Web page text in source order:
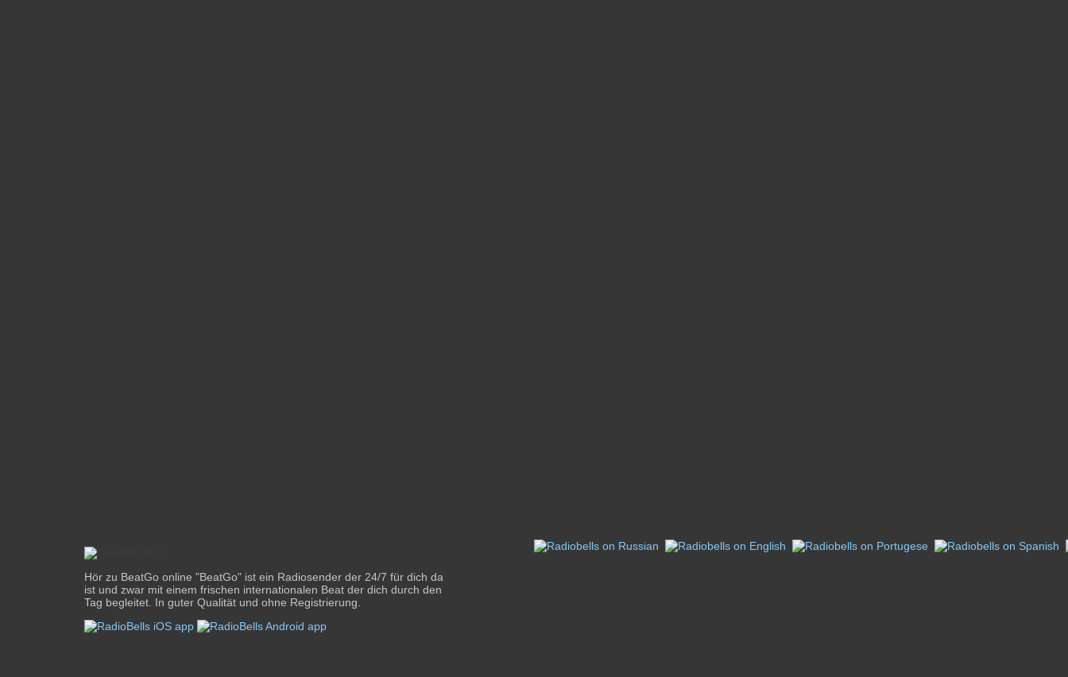
Hör zu BeatGo online "BeatGo" ist ein Radiosender der 24/7 für dich da
ist und zwar mit einem frischen internationalen Beat der dich durch den
Tag begleitet. In guter Qualität und ohne Registrierung.